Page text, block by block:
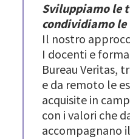
Sviluppiamo le
condividiamo
Il nostro
I docenti e
Bureau Veritas,
e da remoto le
acquisite in
con i valori che
accompagnano